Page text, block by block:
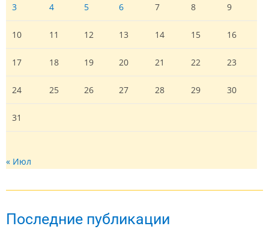
3 4 5 6 7 8 9
10 11 12 13 14 15 16
17 18 19 20 21 22 23
24 25 26 27 28 29 30
31
« Июл
Последние публикации